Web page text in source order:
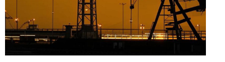
Отдел рекламы
reklama@business-magazine.online
Отдел распространения/редакционная подписка
podpiska@business-magazine.online